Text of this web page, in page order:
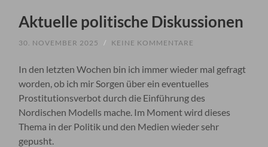
Aktuelle politische Diskussionen
30. NOVEMBER 2025 / KEINE KOMMENTARE
In den letzten Wochen bin ich immer wieder mal gefragt
worden, ob ich mir Sorgen über ein eventuelles
Prostitutionsverbot durch die Einführung des
Nordischen Modells mache. Im Moment wird dieses
Thema in der Politik und den Medien wieder sehr
gepusht.